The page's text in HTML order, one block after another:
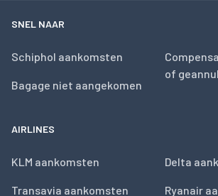
SNEL NAAR
Schiphol aankomsten
Bagage niet aangekomen
of
AIRLINES
KLM aankomsten
Transavia aankomsten
Delta
Ryanair